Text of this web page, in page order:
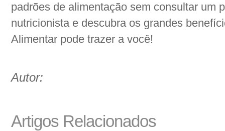
padrões de alimentação sem consultar um
nutricionista e descubra os grandes
Alimentar pode trazer a você!
Autor:
Artigos Relacionados